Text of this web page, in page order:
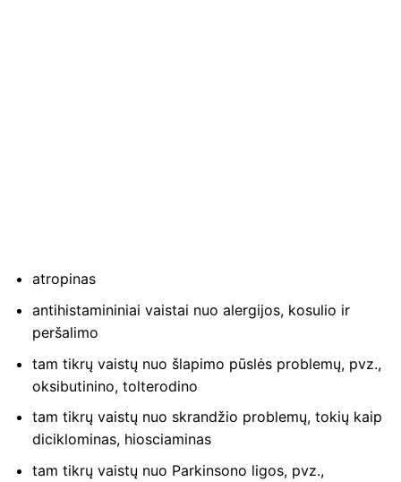
atropinas
antihistamininiai vaistai nuo alergijos, kosulio ir
peršalimo
tam tikrų vaistų nuo šlapimo pūslės problemų, pvz.,
oksibutinino, tolterodino
tam tikrų vaistų nuo skrandžio problemų, tokių kaip
diciklominas, hiosciaminas
tam tikrų vaistų nuo Parkinsono ligos, pvz.,